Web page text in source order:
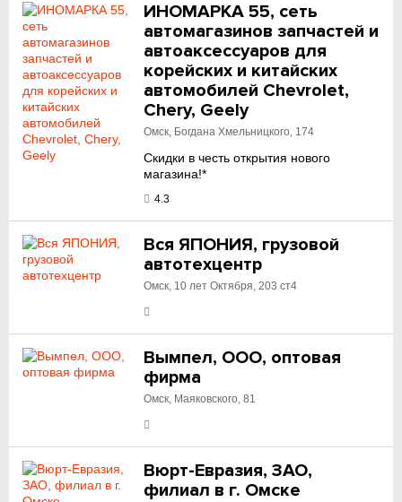
ИНОМАРКА 55, сеть
автомагазинов запчастей и
автоаксессуаров для
корейских и китайских
автомобилей Chevrolet,
Chery, Geely
Омск, Богдана Хмельницкого, 174
Скидки в честь открытия нового
магазина!*
4.3
Вся ЯПОНИЯ, грузовой
автотехцентр
Омск, 10 лет Октября, 203 ст4
Вымпел, ООО, оптовая
фирма
Омск, Маяковского, 81
Вюрт-Евразия, ЗАО,
филиал в г. Омске